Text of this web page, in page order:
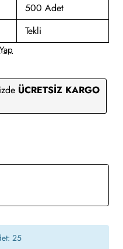
500 Adet
Tekli
ÜCRETSİZ KARGO
25